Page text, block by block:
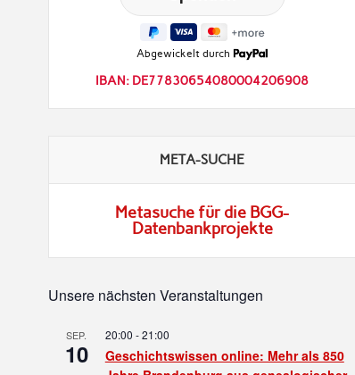
Abgewickelt durch
IBAN: DE77830654080004206908
META-SUCHE
Metasuche für die BGG-
Datenbankprojekte
Unsere nächsten Veranstaltungen
SEP.
10
20:00 -21:00
Geschichtswissen online: Mehr als 850